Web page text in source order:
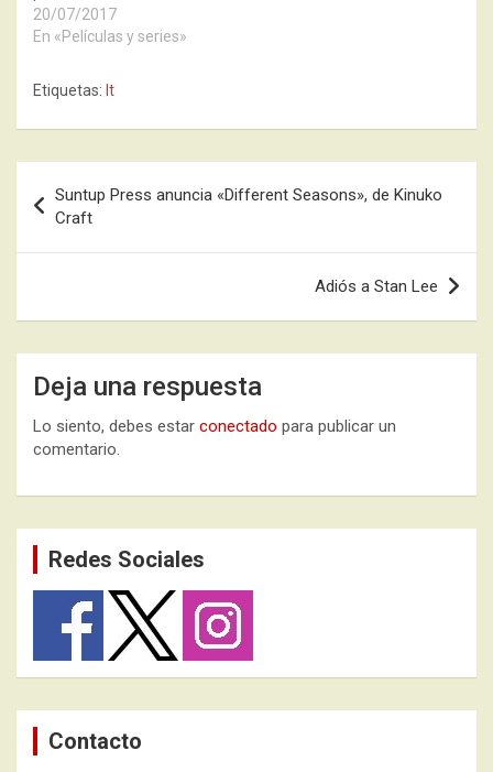
20/07/2017
En «Películas y series»
Etiquetas: It
de
entradas
Suntup Press anuncia «Different Seasons», de Kinuko
Craft
Adiós a Stan Lee
Deja una respuesta
Lo siento, debes estar conectado para publicar un
comentario.
Redes Sociales
Contacto